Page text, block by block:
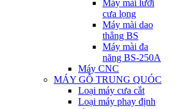
Máy mài lưỡi
cưa lọng
Máy mài dao
thẳng BS
Máy mài đa
năng BS-250A
Máy CNC
MÁY GỖ TRUNG QUÓC
Loại máy cưa cắt
Loại máy phay định